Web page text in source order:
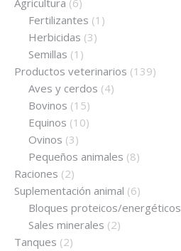
Agricultura (6)
Fertilizantes (1)
Herbicidas (3)
Semillas (1)
Productos veterinarios (139)
Aves y cerdos (4)
Bovinos (15)
Equinos (10)
Ovinos (3)
Pequeños animales (8)
Raciones (2)
Suplementación animal (6)
Bloques proteicos/energéticos
Sales minerales (2)
Tanques (2)